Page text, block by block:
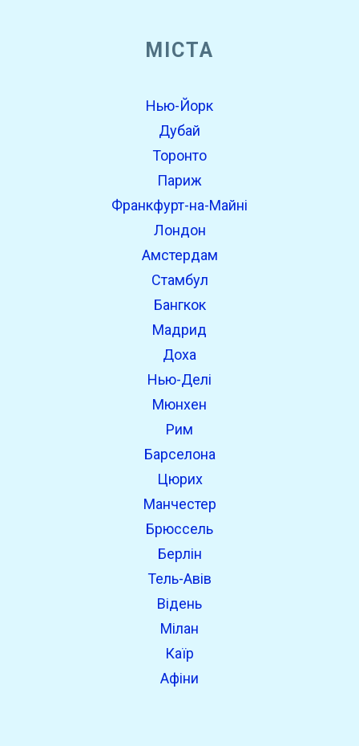
МІСТА
Нью-Йорк
Дубай
Торонто
Париж
Франкфурт-на-Майні
Лондон
Амстердам
Стамбул
Бангкок
Мадрид
Доха
Нью-Делі
Мюнхен
Рим
Барселона
Цюрих
Манчестер
Брюссель
Берлін
Тель-Авів
Відень
Мілан
Каїр
Афіни